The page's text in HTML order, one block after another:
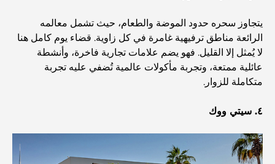
إفطار رمضاني لا يُنسى
المقاهي في منطقة الخليج التجاري: مزيج مثالي من القهوة
والمجتمع
الطعام
استكشاف مطاعم جميرا جولف إستيتس: دليل الطهي
يتجاوز سحره حدود الموضة والطعام، حيث تشمل معالمه
الرائعة مناطق ترفيهية غامرة في كل زاوية. قضاء يوم كامل هنا
لا يُمثل إلا القليل. فهو يضم علامات تجارية فاخرة، وأنشطة
عائلية ممتعة، وتجربة مأكولات عالمية تُضفي عليه تجربة
متكاملة للزوار.
٤. سيتي ووك